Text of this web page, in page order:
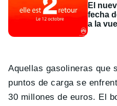
El
fecha
a la
Aquellas gasolineras que
puntos de carga se
30 millones de euros. El